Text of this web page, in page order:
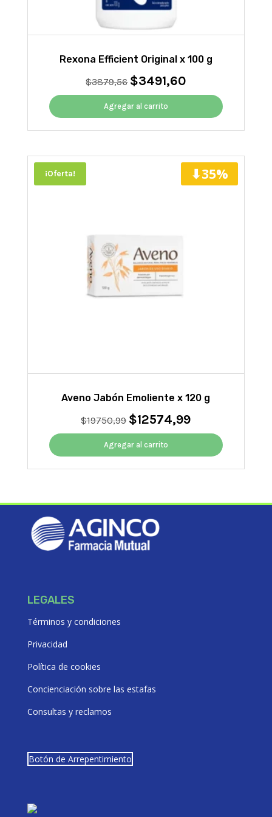
Rexona Efficient Original x 100 g
$3879,56 El
precio
original
era:
$3879,56.
$3491,60El
precio
es:
$3491,60.
Agregar al carrito
¡Oferta! ⬇35%
Aveno Jabón Emoliente x 120 g
$19750,99 El
precio
original
era:
$19750,99.
$12574,99El
precio
es:
$12574,99.
Agregar al carrito
LEGALES
Términos y condiciones
Privacidad
Política de cookies
Concienciación sobre las estafas
Consultas y reclamos
Botón de Arrepentimiento